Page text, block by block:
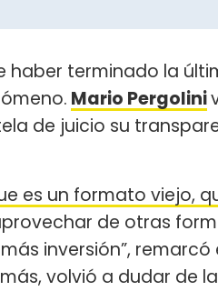
haber terminado la
Mario Pergolini
de juicio su
es un formato viejo,
de otras
inversión”,
volvió a dudar de